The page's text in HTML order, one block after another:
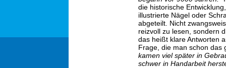
die historische
illustrierte Nägel oder
abgeteilt. Nicht
reizvoll zu lesen, sondern
das heißt klare Antworten
Frage, die man schon
kamen viel später in
schwer in Handarbeit